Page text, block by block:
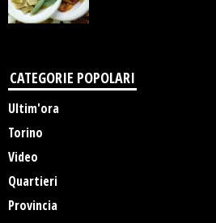
CATEGORIE POPOLARI
Ultim'ora
Torino
Video
Quartieri
Provincia